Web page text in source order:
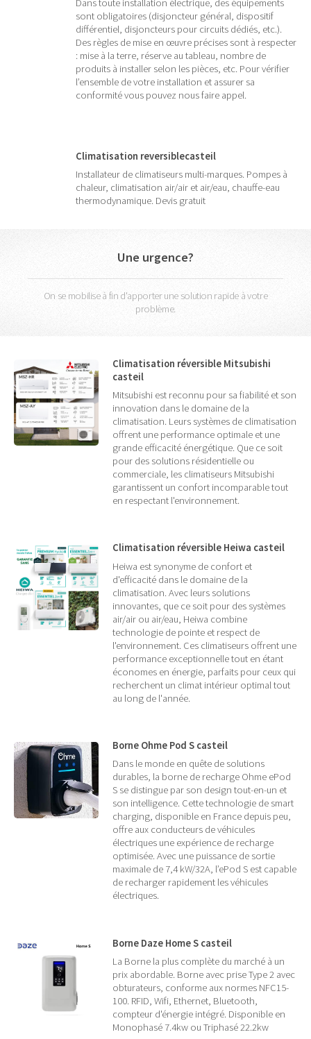
Dans toute installation électrique, des équipements
sont obligatoires (disjoncteur général, dispositif
différentiel, disjoncteurs pour circuits dédiés, etc.).
Des règles de mise en œuvre précises sont à respecter
: mise à la terre, réserve au tableau, nombre de
produits à installer selon les pièces, etc. Pour vérifier
l’ensemble de votre installation et assurer sa
conformité vous pouvez nous faire appel.
Climatisation reversiblecasteil
Installateur de climatiseurs multi-marques. Pompes à
chaleur, climatisation air/air et air/eau, chauffe-eau
thermodynamique. Devis gratuit
Une urgence?
On se mobilise à fin d'apporter une solution rapide à votre
problème.
Climatisation réversible Mitsubishi
casteil
Mitsubishi est reconnu pour sa fiabilité et son
innovation dans le domaine de la
climatisation. Leurs systèmes de climatisation
offrent une performance optimale et une
grande efficacité énergétique. Que ce soit
pour des solutions résidentielle ou
commerciale, les climatiseurs Mitsubishi
garantissent un confort incomparable tout
en respectant l'environnement.
Climatisation réversible Heiwa casteil
Heiwa est synonyme de confort et
d'efficacité dans le domaine de la
climatisation. Avec leurs solutions
innovantes, que ce soit pour des systèmes
air/air ou air/eau, Heiwa combine
technologie de pointe et respect de
l'environnement. Ces climatiseurs offrent une
performance exceptionnelle tout en étant
économes en énergie, parfaits pour ceux qui
recherchent un climat intérieur optimal tout
au long de l'année.
Borne Ohme Pod S casteil
Dans le monde en quête de solutions
durables, la borne de recharge Ohme ePod
S se distingue par son design tout-en-un et
son intelligence. Cette technologie de smart
charging, disponible en France depuis peu,
offre aux conducteurs de véhicules
électriques une expérience de recharge
optimisée. Avec une puissance de sortie
maximale de 7,4 kW/32A, l’ePod S est capable
de recharger rapidement les véhicules
électriques.
Borne Daze Home S casteil
La Borne la plus complète du marché à un
prix abordable. Borne avec prise Type 2 avec
obturateurs, conforme aux normes NFC15-
100. RFID, Wifi, Ethernet, Bluetooth,
compteur d'énergie intégré. Disponible en
Monophasé 7.4kw ou Triphasé 22.2kw